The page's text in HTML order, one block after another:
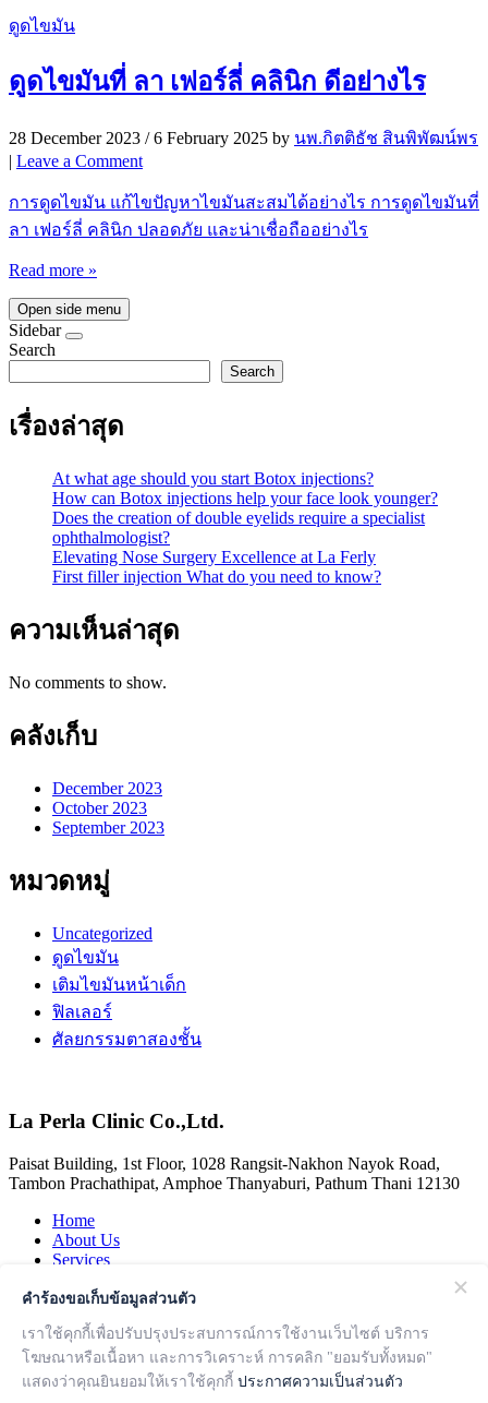
ดูดไขมัน
ดูดไขมันที่ ลา เฟอร์ลี่ คลินิก ดีอย่างไร
28 December 2023 / 6 February 2025 by นพ.กิตติธัช สินพิพัฒน์พร
| Leave a Comment
การดูดไขมัน แก้ไขปัญหาไขมันสะสมได้อย่างไร การดูดไขมันที่
ลา เฟอร์ลี่ คลินิก ปลอดภัย และน่าเชื่อถืออย่างไร
Read more »
Open side menu
Sidebar
Search
Search
เรื่องล่าสุด
At what age should you start Botox injections?
How can Botox injections help your face look younger?
Does the creation of double eyelids require a specialist
ophthalmologist?
Elevating Nose Surgery Excellence at La Ferly
First filler injection What do you need to know?
ความเห็นล่าสุด
No comments to show.
คลังเก็บ
December 2023
October 2023
September 2023
หมวดหมู่
Uncategorized
ดูดไขมัน
เติมไขมันหน้าเด็ก
ฟิลเลอร์
ศัลยกรรมตาสองชั้น
La Perla Clinic Co.,Ltd.
Paisat Building, 1st Floor, 1028 Rangsit-Nakhon Nayok Road,
Tambon Prachathipat, Amphoe Thanyaburi, Pathum Thani 12130
Home
About Us
Services
Reviews
Articles
Contact Us
Follow Us
คำร้องขอเก็บข้อมูลส่วนตัว
เราใช้คุกกี้เพื่อปรับปรุงประสบการณ์การใช้งานเว็บไซต์ บริการ
โฆษณาหรือเนื้อหา และการวิเคราะห์ การคลิก "ยอมรับทั้งหมด"
แสดงว่าคุณยินยอมให้เราใช้คุกกี้ ประกาศความเป็นส่วนตัว